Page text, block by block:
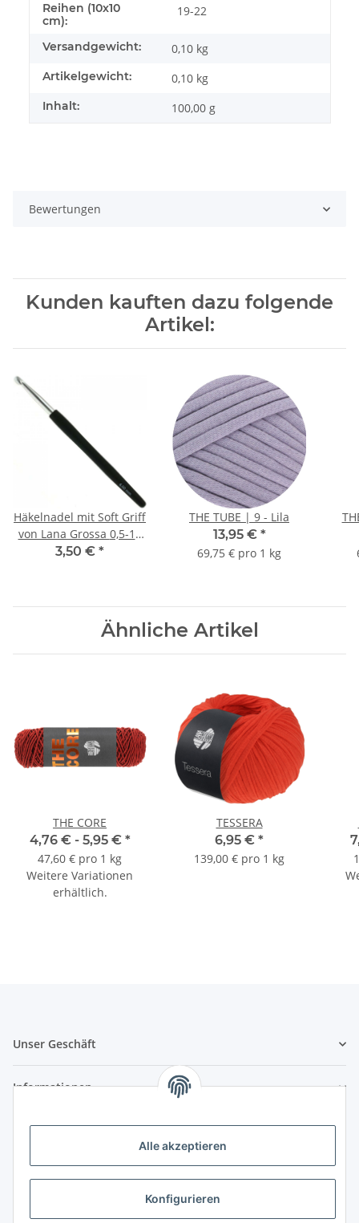
Alle akzeptieren
Konfigurieren
Reihen (10x10
cm):
19-22
Versandgewicht: 0,10 kg
Artikelgewicht: 0,10 kg
Inhalt: 100,00 g
Bewertungen
Kunden kauften dazu folgende
Artikel:
Häkelnadel mit Soft Griff
von Lana Grossa 0,5-12
mm | 6.00 mm
3,50 € *
THE TUBE | 9 - Lila
13,95 € *
69,75 € pro 1 kg
Ähnliche Artikel
THE CORE
4,76 € - 5,95 € *
47,60 € pro 1 kg
Weitere Variationen
erhältlich.
TESSERA
6,95 € *
139,00 € pro 1 kg
Unser Geschäft
Informationen
Zahlungsmöglichkeiten
Vorkasse (per Bank-Überweisung)
PayPal
Kreditkarte